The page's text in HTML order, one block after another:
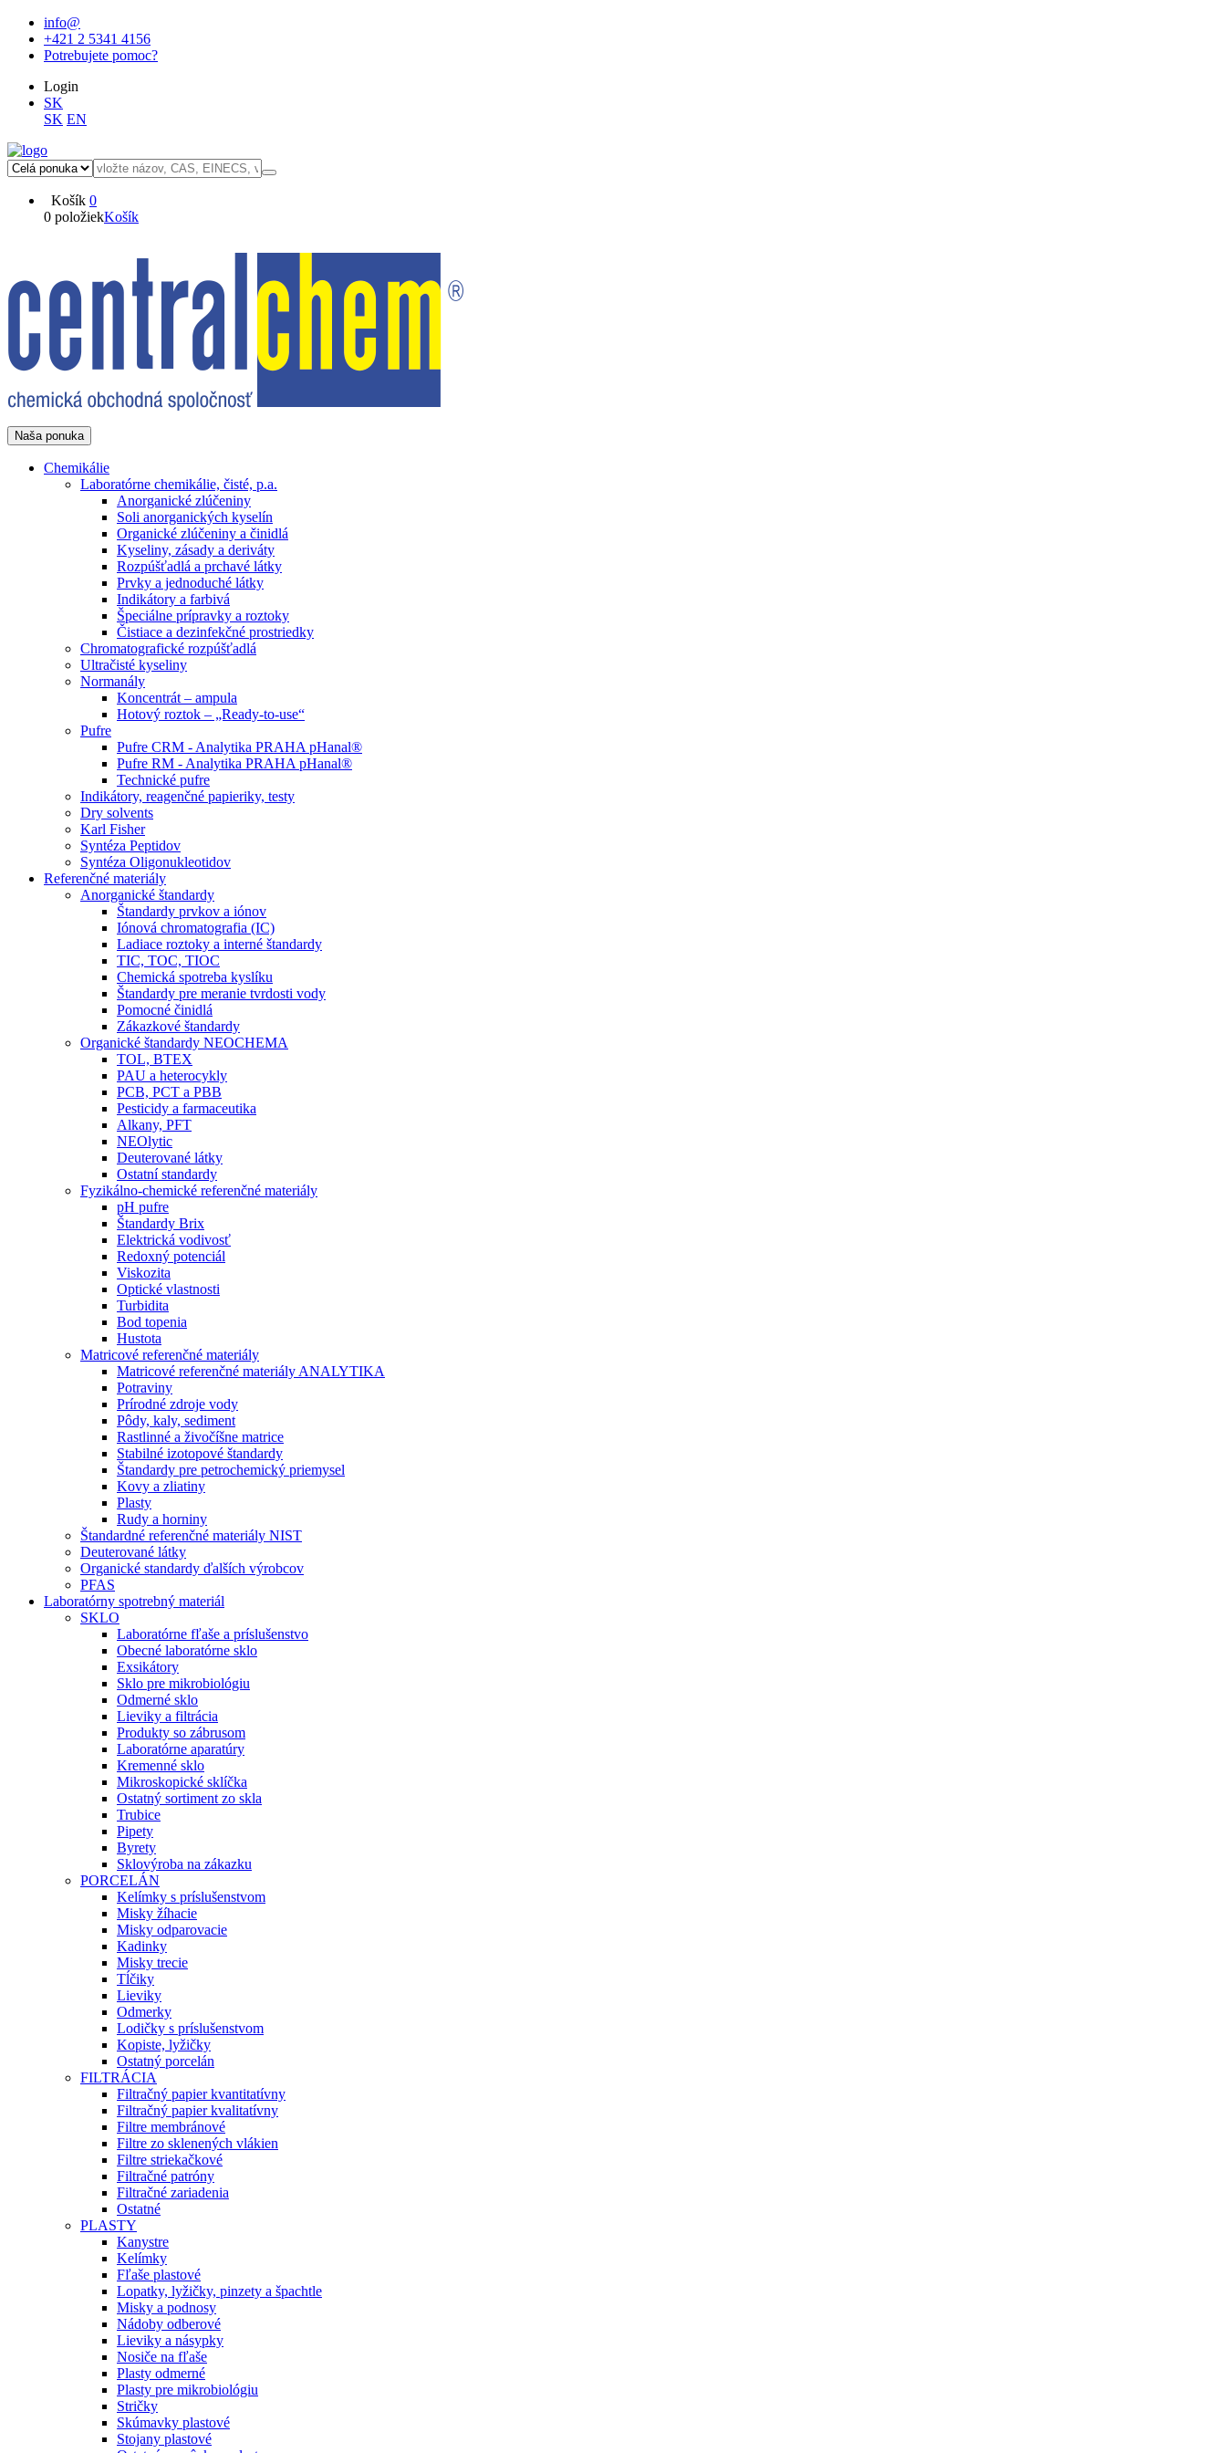
info@
+421 2 5341 4156
Potrebujete pomoc?
Login
SK
SK EN
Košík 0
0 položiekKošík
Naša ponuka
Chemikálie
Laboratórne chemikálie, čisté, p.a.
Anorganické zlúčeniny
Soli anorganických kyselín
Organické zlúčeniny a činidlá
Kyseliny, zásady a deriváty
Rozpúšťadlá a prchavé látky
Prvky a jednoduché látky
Indikátory a farbivá
Špeciálne prípravky a roztoky
Čistiace a dezinfekčné prostriedky
Chromatografické rozpúšťadlá
Ultračisté kyseliny
Normanály
Koncentrát – ampula
Hotový roztok – „Ready-to-use“
Pufre
Pufre CRM - Analytika PRAHA pHanal®
Pufre RM - Analytika PRAHA pHanal®
Technické pufre
Indikátory, reagenčné papieriky, testy
Dry solvents
Karl Fisher
Syntéza Peptidov
Syntéza Oligonukleotidov
Referenčné materiály
Anorganické štandardy
Štandardy prvkov a iónov
Iónová chromatografia (IC)
Ladiace roztoky a interné štandardy
TIC, TOC, TIOC
Chemická spotreba kyslíku
Štandardy pre meranie tvrdosti vody
Pomocné činidlá
Zákazkové štandardy
Organické štandardy NEOCHEMA
TOL, BTEX
PAU a heterocykly
PCB, PCT a PBB
Pesticidy a farmaceutika
Alkany, PFT
NEOlytic
Deuterované látky
Ostatní standardy
Fyzikálno-chemické referenčné materiály
pH pufre
Štandardy Brix
Elektrická vodivosť
Redoxný potenciál
Viskozita
Optické vlastnosti
Turbidita
Bod topenia
Hustota
Matricové referenčné materiály
Matricové referenčné materiály ANALYTIKA
Potraviny
Prírodné zdroje vody
Pôdy, kaly, sediment
Rastlinné a živočíšne matrice
Stabilné izotopové štandardy
Štandardy pre petrochemický priemysel
Kovy a zliatiny
Plasty
Rudy a horniny
Štandardné referenčné materiály NIST
Deuterované látky
Organické standardy ďalších výrobcov
PFAS
Laboratórny spotrebný materiál
SKLO
Laboratórne fľaše a príslušenstvo
Obecné laboratórne sklo
Exsikátory
Sklo pre mikrobiológiu
Odmerné sklo
Lieviky a filtrácia
Produkty so zábrusom
Laboratórne aparatúry
Kremenné sklo
Mikroskopické sklíčka
Ostatný sortiment zo skla
Trubice
Pipety
Byrety
Sklovýroba na zákazku
PORCELÁN
Kelímky s príslušenstvom
Misky žíhacie
Misky odparovacie
Kadinky
Misky trecie
Tĺčiky
Lieviky
Odmerky
Lodičky s príslušenstvom
Kopiste, lyžičky
Ostatný porcelán
FILTRÁCIA
Filtračný papier kvantitatívny
Filtračný papier kvalitatívny
Filtre membránové
Filtre zo sklenených vlákien
Filtre striekačkové
Filtračné patróny
Filtračné zariadenia
Ostatné
PLASTY
Kanystre
Kelímky
Fľaše plastové
Lopatky, lyžičky, pinzety a špachtle
Misky a podnosy
Nádoby odberové
Lieviky a násypky
Nosiče na fľaše
Plasty odmerné
Plasty pre mikrobiológiu
Stričky
Skúmavky plastové
Stojany plastové